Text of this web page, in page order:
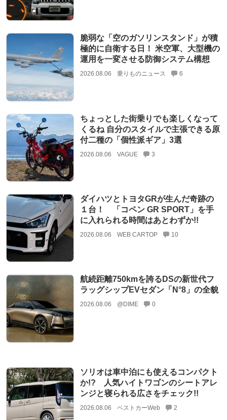
脆弱な「空のガソリンスタンド」が積
極的に自衛する日！ 米空軍、大型機の
運用を一変させる防御システム構想
2026.08.06 乗りものニュース 6
ちょっとした街乗りでも楽しくなって
くるね 自分のスタイルで主張できる原
付二種の「個性派ギア」3選
2026.08.06 VAGUE 3
ダイハツとトヨタGRが生んだ奇跡の
１台！ 「コペン GR SPORT」を手
に入れられる時間はあとわずか!!
2026.08.06 WEB CARTOP 10
航続距離750kmを誇るDSの新世代フ
ラッグシップEVセダン「N°8」の全貌
2026.08.06 @DIME 0
ソリオは車中泊にも使えるコンパクト
か!? 人気ハイトワゴンのシートアレ
ンジと寝られる広さをチェック!!
2026.08.06 ベストカーWeb 2